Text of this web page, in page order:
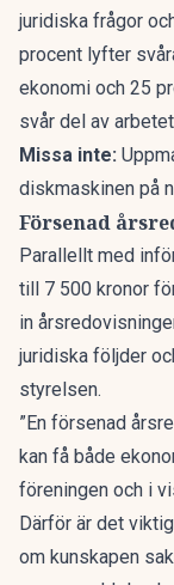
juridiska frågor
procent lyfter
ekonomi och 25
svår del av
Missa inte:
diskmaskinen på
Försenad
Parallellt med
till 7 500 kronor
in
juridiska följder
styrelsen.
”En försenad
kan få både
föreningen och i
Därför är det
om kunskapen